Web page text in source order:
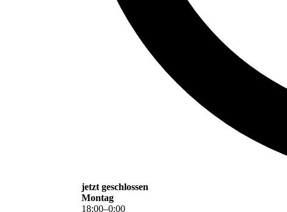
jetzt geschlossen
Montag
18:00–0:00